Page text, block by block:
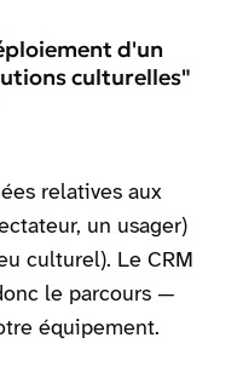
d'un
culturelles"
relatives aux
un usager)
culturel). Le CRM
le parcours —
équipement.